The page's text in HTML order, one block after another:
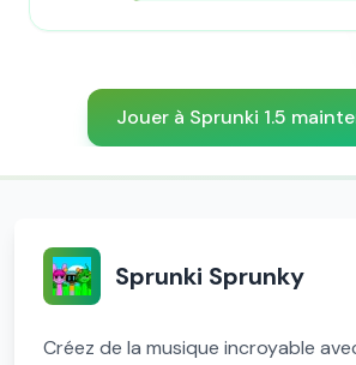
Jouer à Sprunki 1.5
Sprunki Sprunky
Créez de la musique incroyable